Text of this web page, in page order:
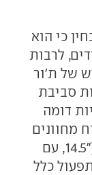
כי הוא
לרבות
של ת'ור
סביבת
דומה
מחוונים
דיגיטלי ("9) ומסך מגע גדול ואיכותי ("14.5, עם
כלל